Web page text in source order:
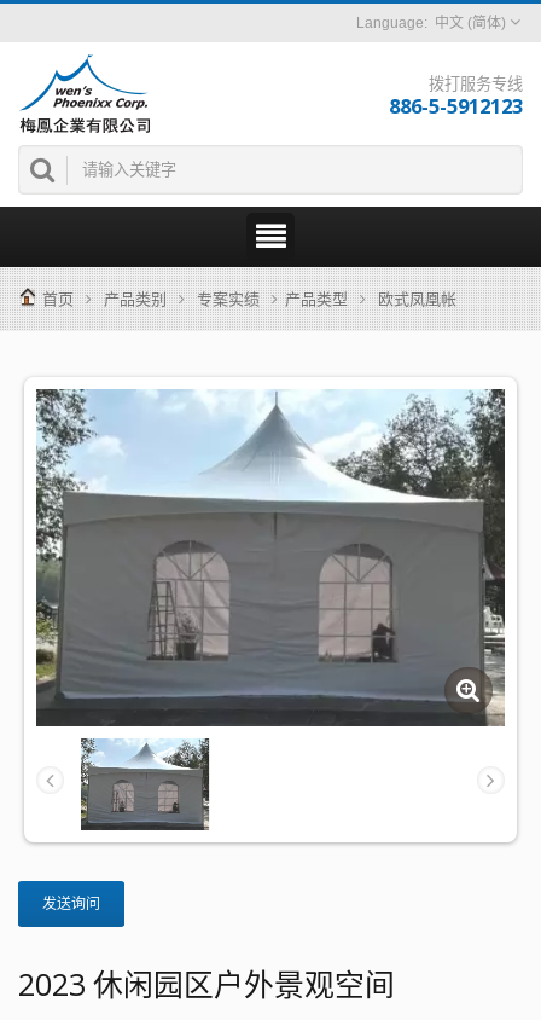
中文 (简体)
拨打服务专线
886-5-5912123
首页 产品类别 专案实绩 产品类型 欧式凤凰帐
发送询问
2023 休闲园区户外景观空间